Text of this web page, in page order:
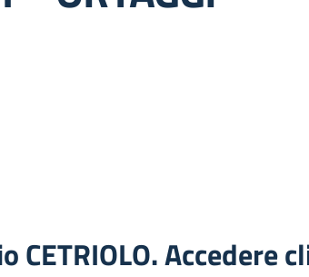
CETRIOLO. Accedere